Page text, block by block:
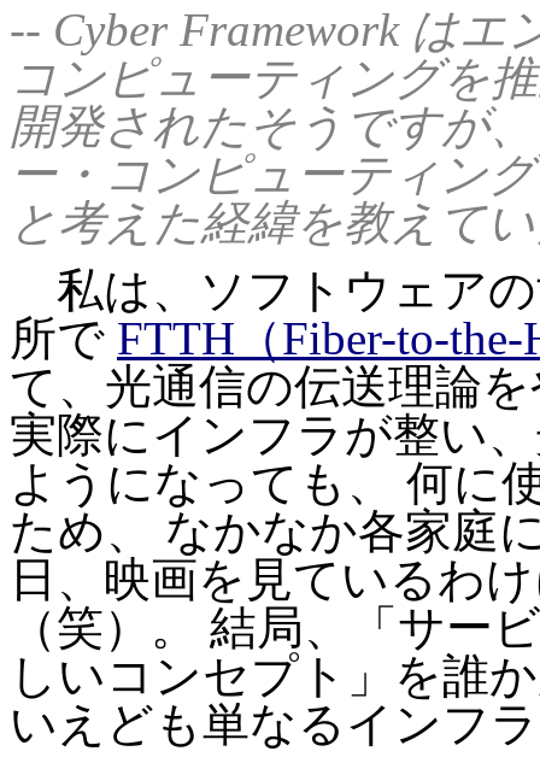
-- Cyber Framework はエ
コンピューティングを
開発されたそうですが
ー・コンピューティン
と考えた経緯を教えて
私は、ソフトウェア
所で FTTH（Fiber-to-the-
て、光通信の伝送理論
実際にインフラが整い
ようになっても、 何に
ため、 なかなか各家庭
日、映画を見ているわ
（笑）。 結局、「サー
しいコンセプト」を誰
いえども単なるインフ